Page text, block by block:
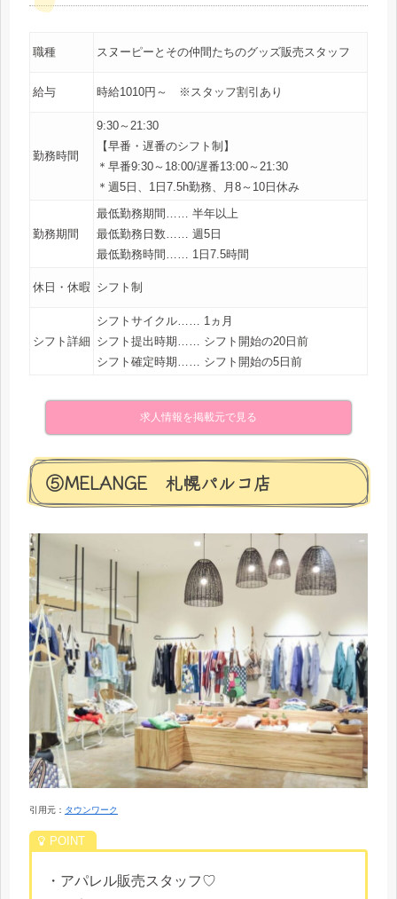
職種 スヌーピーとその仲間たちのグッズ販売スタッフ
給与 時給1010円～ ※スタッフ割引あり
勤務時間
9:30～21:30
【早番・遅番のシフト制】
＊早番9:30～18:00/遅番13:00～21:30
＊週5日、1日7.5h勤務、月8～10日休み
勤務期間
最低勤務期間…… 半年以上
最低勤務日数…… 週5日
最低勤務時間…… 1日7.5時間
休日・休暇 シフト制
シフト詳細
シフトサイクル…… 1ヵ月
シフト提出時期…… シフト開始の20日前
シフト確定時期…… シフト開始の5日前
求人情報を掲載元で見る
⑤MELANGE 札幌パルコ店
引用元： タウンワーク
・アパレル販売スタッフ♡